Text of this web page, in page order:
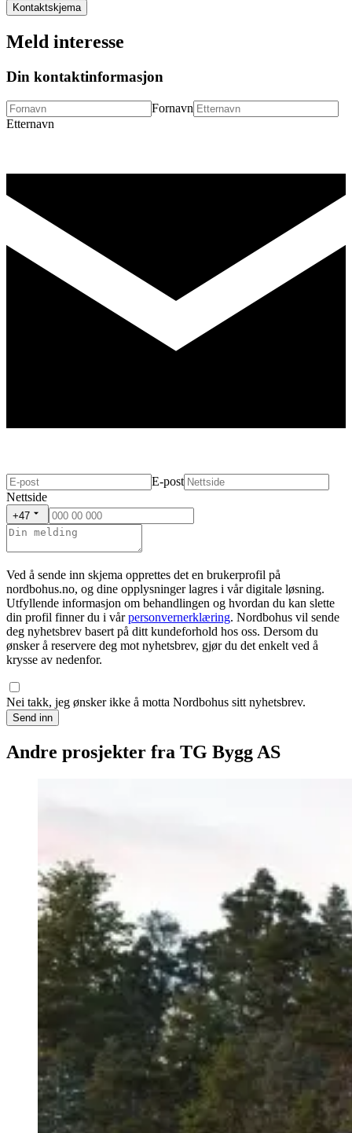
Kontaktskjema
Meld interesse
Din kontaktinformasjon
Fornavn
Etternavn
E-post
Nettside
+47
Ved å sende inn skjema opprettes det en brukerprofil på
nordbohus.no, og dine opplysninger lagres i vår digitale løsning.
Utfyllende informasjon om behandlingen og hvordan du kan slette
din profil finner du i vår personvernerklæring. Nordbohus vil sende
deg nyhetsbrev basert på ditt kundeforhold hos oss. Dersom du
ønsker å reservere deg mot nyhetsbrev, gjør du det enkelt ved å
krysse av nedenfor.
Nei takk, jeg ønsker ikke å motta Nordbohus sitt nyhetsbrev.
Send inn
Andre prosjekter fra TG Bygg AS